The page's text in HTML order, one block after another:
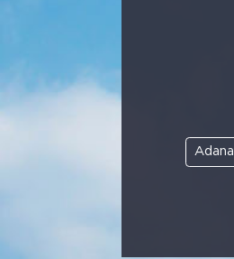
Adana
Teknoloji